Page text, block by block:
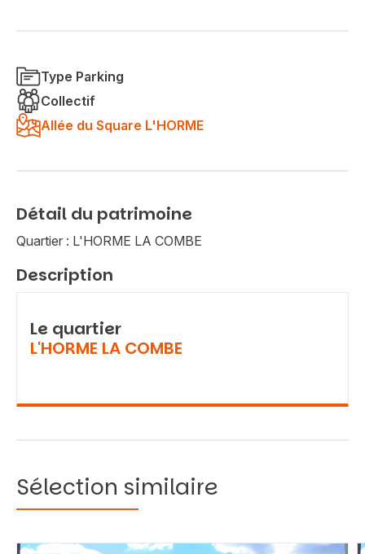
Type Parking
Collectif
Allée du Square L'HORME
Détail du patrimoine
Quartier : L'HORME LA COMBE
Description
Le quartier
L'HORME LA COMBE
Sélection similaire